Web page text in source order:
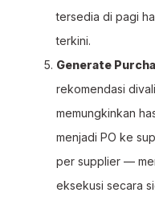
tersedia di pagi
terkini.
Generate
rekomendasi
memungkinkan
menjadi PO ke
per supplier —
eksekusi secara